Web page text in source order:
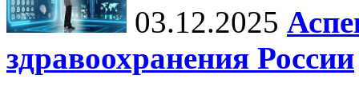
03.12.2025
здравоохранения России